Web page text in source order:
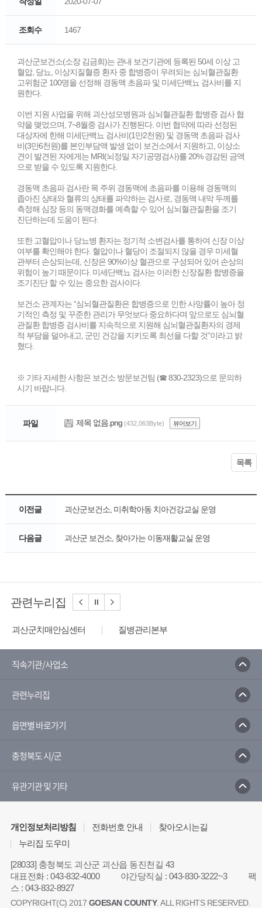
조회수 1467
괴산군보건소(소장 김금희)는 관내 보건기관에 등록된 50세 이상 고
혈압, 당뇨, 이상지질혈증 환자 중 합병증이 우려되는 심뇌혈관질환
고위험군 100명을 선정해 경동맥 초음파 및 미세단백뇨 검사비를 지
원한다.
이번 지원 사업을 위해 괴산성모병원과 심뇌혈관질환 합병증 검사 협
약을 맺었으며, 7~8월중 검사가 진행된다. 이번 협약에 따라 선정된
대상자에 한해 미세단백뇨 검사비(1만2천원) 및 경동맥 초음파 검사
비(3만6천원)를 본인부담액 발생 없이 보건소에서 지원하고, 이상소
견이 발견된 자에게는 MRI(뇌정밀 자기공명검사)를 20% 경감된 금액
으로 받을 수 있도록 지원한다.
경동맥 초음파 검사란 목 주위 경동맥에 초음파를 이용해 경동맥의
좁아진 상태와 혈류의 상태를 파악하는 검사로, 경동맥 내막 두께를
측정해 심장 등의 동맥경화를 예측할 수 있어 심뇌혈관질환을 조기
진단하는데 도움이 된다.
또한 고혈압이나 당뇨병 환자는 정기적 소변검사를 통하여 신장 이상
여부를 확인해야 한다. 혈압이나 혈당이 조절되지 않을 경우 미세혈
관부터 손상되는데, 신장은 90%이상 혈관으로 구성되어 있어 손상의
위험이 높기 때문이다. 미세단백뇨 검사는 이러한 신장질환 합병증을
조기진단 할 수 있는 중요한 검사이다.
보건소 관계자는 “심뇌혈관질환은 합병증으로 인한 사망률이 높아 정
기적인 측정 및 꾸준한 관리가 무엇보다 중요하다며 앞으로도 심뇌혈
관질환 합병증 검사비를 지속적으로 지원해 심뇌혈관질환자의 경제
적 부담을 덜어내고, 군민 건강을 지키도록 최선을 다할 것”이라고 밝
혔다.
※ 기타 자세한 사항은 보건소 방문보건팀 (☎ 830-2323)으로 문의하
시기 바랍니다.
파일 제목 없음.png (432,063Byte) 뷰어보기
목록
이전글 괴산군보건소, 미취학아동 치아건강교실 운영
다음글 괴산군 보건소, 찾아가는 이동재활교실 운영
관련누리집
매안심센터
질병관리본부
도우미
G_health
매안심센터
직속기관/사업소
관련누리집
읍면별 바로가기
충청북도 시/군
유관기관 및 기타
개인정보처리방침 전화번호 안내
찾아오시는길
누리집 도우미
[28033] 충청북도 괴산군 괴산읍 동진천길 43
대표전화:043-832-4000 야간당직실 : 043-830-3222~3
팩
스 : 043-832-8927
COPYRIGHT(C) 2017 GOESAN COUNTY. ALL RIGHTS RESERVED.